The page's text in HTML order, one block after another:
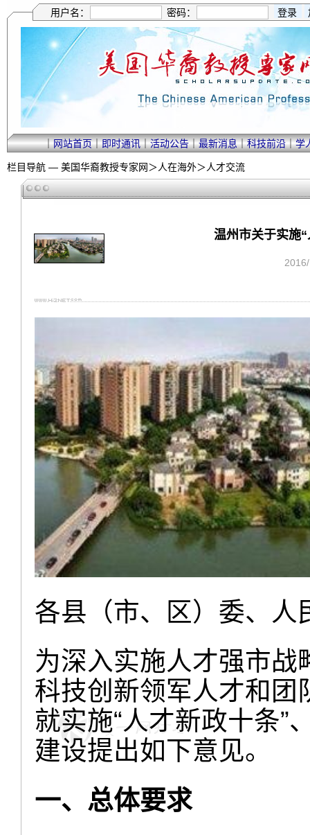
用户名： 密码：
｜网站首页｜即时通讯｜活动公告｜最新消息｜科技前沿｜学
栏目导航 — 美国华裔教授专家网＞人在海外＞人才交流
温州市关于实施
各县（市、区）委、人
为深入实施人才强市
科技创新领军人才和团
就实施“人才新政十条”
建设提出如下意见。
一、总体要求